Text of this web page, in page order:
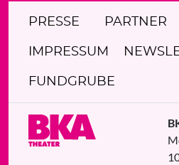
PRESSE PARTNER
IMPRESSUM
FUNDGRUBE